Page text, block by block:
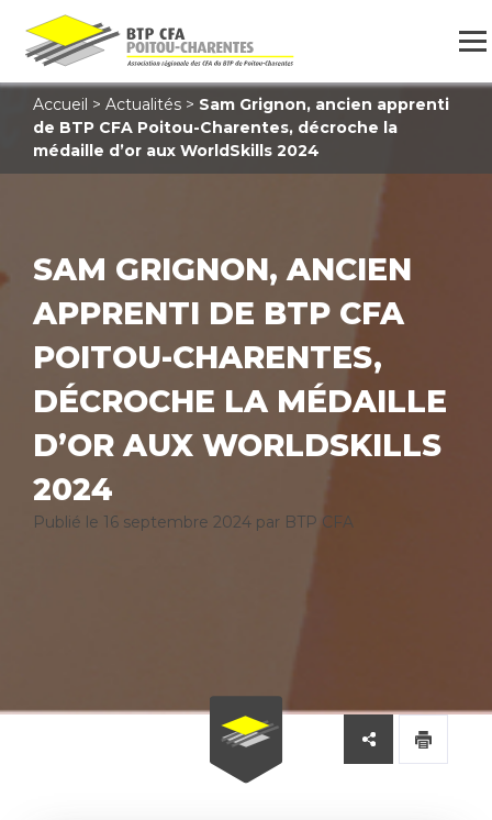
SAM GRIGNON, ANCIEN
APPRENTI DE BTP CFA
POITOU-CHARENTES,
DÉCROCHE LA MÉDAILLE
D’OR AUX WORLDSKILLS
2024
Publié le 16 septembre 2024 par BTP CFA
Accueil > Actualités > Sam Grignon, ancien apprenti
de BTP CFA Poitou-Charentes, décroche la
médaille d’or aux WorldSkills 2024